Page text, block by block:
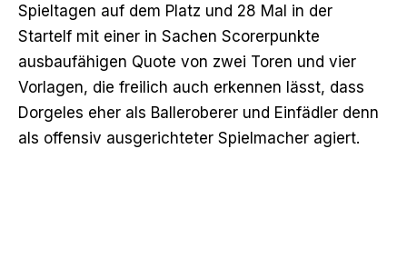
Spieltagen auf dem Platz und 28 Mal in der
Startelf mit einer in Sachen Scorerpunkte
ausbaufähigen Quote von zwei Toren und vier
Vorlagen, die freilich auch erkennen lässt, dass
Dorgeles eher als Balleroberer und Einfädler denn
als offensiv ausgerichteter Spielmacher agiert.